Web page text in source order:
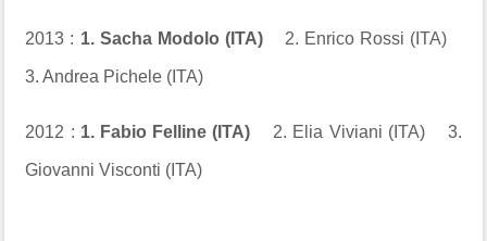
2013 : 1. Sacha Modolo (ITA) 2. Enrico Rossi (ITA)
3. Andrea Pichele (ITA)
2012 : 1. Fabio Felline (ITA) 2. Elia Viviani (ITA) 3.
Giovanni Visconti (ITA)